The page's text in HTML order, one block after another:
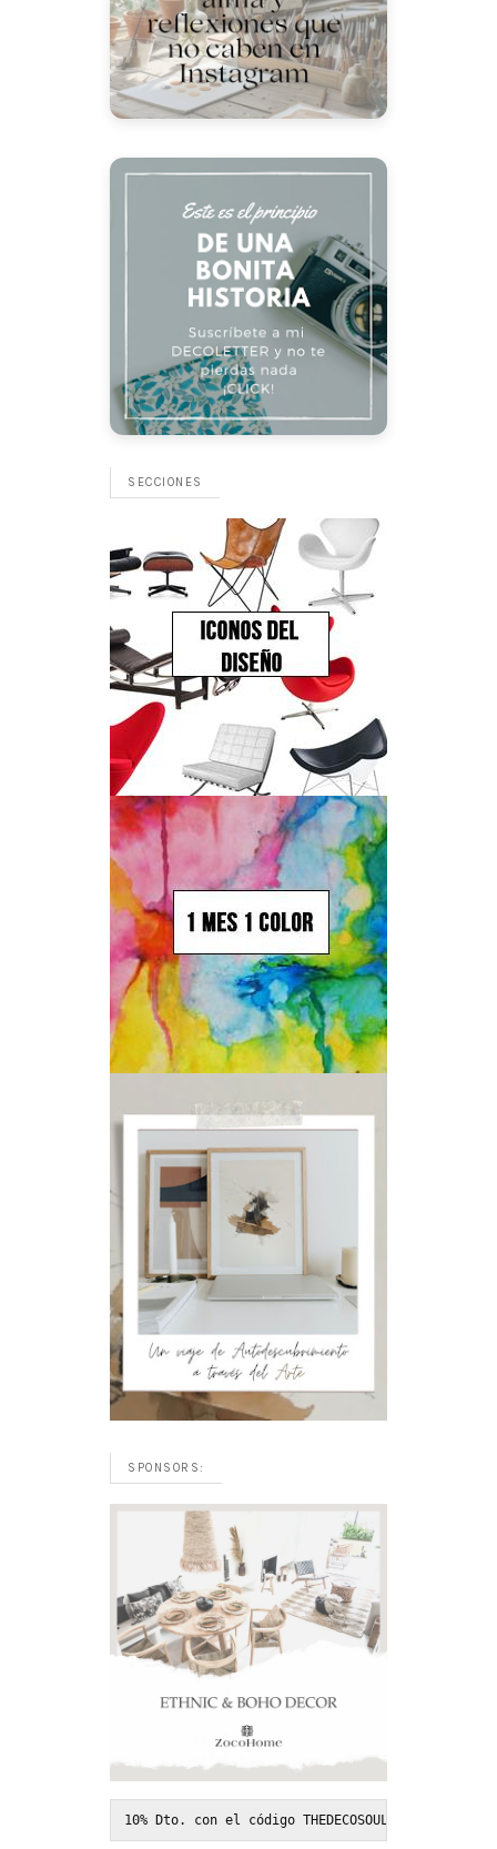
SECCIONES
SPONSORS:
10% Dto. con el código THEDECOSOUL